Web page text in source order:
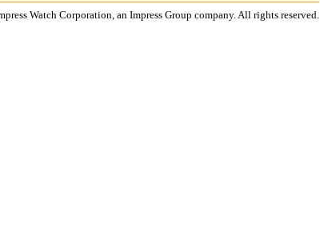
Watch Corporation, an Impress Group company. All rights reserved.